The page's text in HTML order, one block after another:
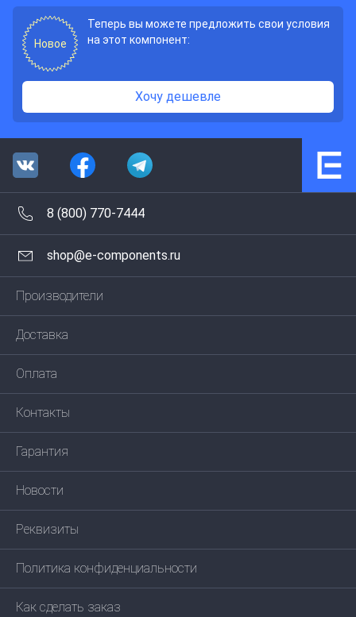
Новое
Теперь вы можете предложить свои условия
на этот компонент:
Хочу дешевле
8 (800) 770-7444
shop@e-components.ru
Производители
Доставка
Оплата
Контакты
Гарантия
Новости
Реквизиты
Политика конфиденциальности
Как сделать заказ